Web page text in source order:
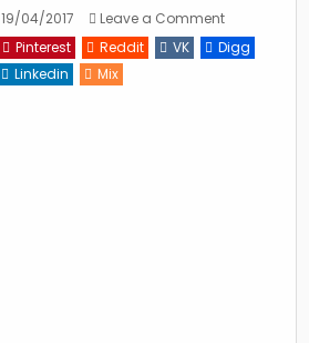
19/04/2017 Leave a Commenton
bảo
quản
Pinterest Reddit VK
Digg
Linkedin
Mix